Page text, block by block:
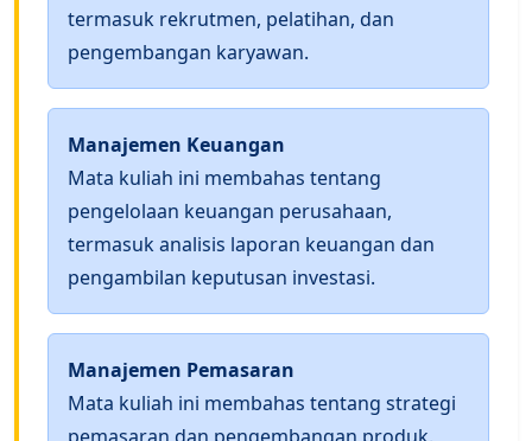
termasuk rekrutmen, pelatihan, dan
pengembangan karyawan.
Manajemen Keuangan
Mata kuliah ini membahas tentang
pengelolaan keuangan perusahaan,
termasuk analisis laporan keuangan dan
pengambilan keputusan investasi.
Manajemen Pemasaran
Mata kuliah ini membahas tentang strategi